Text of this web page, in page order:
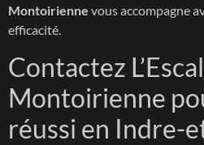
Montoirienne vous accompagne
efficacité.
Contactez
Montoirienne
réussi en Indre-